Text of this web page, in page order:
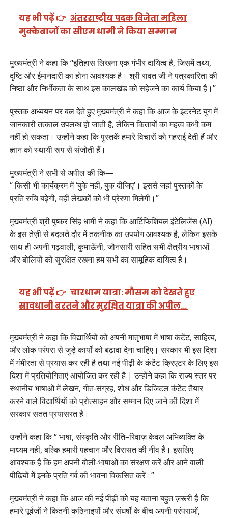
यह भी पढ़ें 👉 अंतरराष्ट्रीय पदक विजेता महिला
मुक्केबाजों का सीएम धामी ने किया सम्मान
मुख्यमंत्री ने कहा कि “इतिहास लिखना एक गंभीर दायित्व है, जिसमें तथ्य,
दृष्टि और ईमानदारी का होना आवश्यक है। श्री रावत जी ने पत्रकारिता की
निष्ठा और निर्भीकता के साथ इस कालखंड को सहेजने का कार्य किया है।”
पुस्तक अध्ययन पर बल देते हुए मुख्यमंत्री ने कहा कि आज के इंटरनेट युग में
जानकारी तत्काल उपलब्ध हो जाती है, लेकिन किताबों का महत्व कभी कम
नहीं हो सकता। उन्होंने कहा कि पुस्तकें हमारे विचारों को गहराई देती हैं और
ज्ञान को स्थायी रूप से संजोती हैं।
मुख्यमंत्री ने सभी से अपील की कि—
“ किसी भी कार्यक्रम में ‘बुके नहीं, बुक दीजिए’। इससे जहां पुस्तकों के
प्रति रुचि बढ़ेगी, वहीं लेखकों को भी प्रेरणा मिलेगी।”
मुख्यमंत्री श्री पुष्कर सिंह धामी ने कहा कि आर्टिफिशियल इंटेलिजेंस (AI)
के इस तेज़ी से बदलते दौर में तकनीक का उपयोग आवश्यक है, लेकिन इसके
साथ ही अपनी गढ़वाली, कुमाऊँनी, जौनसारी सहित सभी क्षेत्रीय भाषाओं
और बोलियों को सुरक्षित रखना हम सभी का सामूहिक दायित्व है।
यह भी पढ़ें 👉 चारधाम यात्रा: मौसम को देखते हुए
सावधानी बरतने और सुरक्षित यात्रा की अपील…
मुख्यमंत्री ने कहा कि विद्यार्थियों को अपनी मातृभाषा में भाषा कंटेंट, साहित्य,
और लोक परंपरा से जुड़े कार्यों को बढ़ावा देना चाहिए। सरकार भी इस दिशा
में गंभीरता से प्रयास कर रही है तथा नई पीढ़ी के कंटेंट क्रिएटर के लिए इस
दिशा में प्रतियोगिताएं आयोजित कर रही है | उन्होंने कहा कि राज्य स्तर पर
स्थानीय भाषाओं में लेखन, गीत-संग्रह, शोध और डिजिटल कंटेंट तैयार
करने वाले विद्यार्थियों को प्रोत्साहन और सम्मान दिए जाने की दिशा में
सरकार सतत प्रयासरत है।
उन्होंने कहा कि “ भाषा, संस्कृति और रीति–रिवाज़ केवल अभिव्यक्ति के
माध्यम नहीं, बल्कि हमारी पहचान और विरासत की नींव हैं। इसलिए
आवश्यक है कि हम अपनी बोली-भाषाओं का संरक्षण करें और आने वाली
पीढ़ियों में इनके प्रति गर्व की भावना विकसित करें।”
मुख्यमंत्री ने कहा कि आज की नई पीढ़ी को यह बताना बहुत ज़रूरी है कि
हमारे पूर्वजों ने कितनी कठिनाइयों और संघर्षों के बीच अपनी परंपराओं,